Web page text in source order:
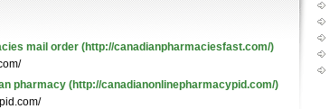
mail order (http://canadianpharmaciesfast.com/)
pharmacy (http://canadianonlinepharmacypid.com/)